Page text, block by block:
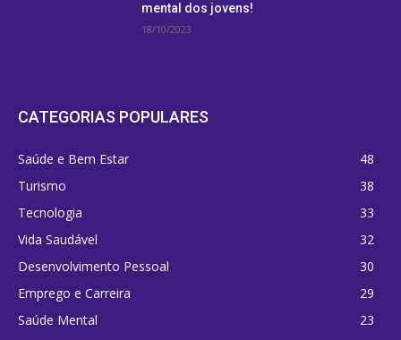
mental dos jovens!
18/10/2023
CATEGORIAS POPULARES
Saúde e Bem Estar
48
Turismo
38
Tecnologia
33
Vida Saudável
32
Desenvolvimento Pessoal
30
Emprego e Carreira
29
Saúde Mental
23